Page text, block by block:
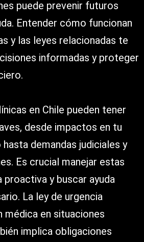
puede prevenir futuros
Entender cómo funcionan
y las leyes relacionadas te
informadas y proteger
en Chile pueden tener
desde impactos en tu
demandas judiciales y
Es crucial manejar estas
proactiva y buscar ayuda
La ley de urgencia
médica en situaciones
implica obligaciones